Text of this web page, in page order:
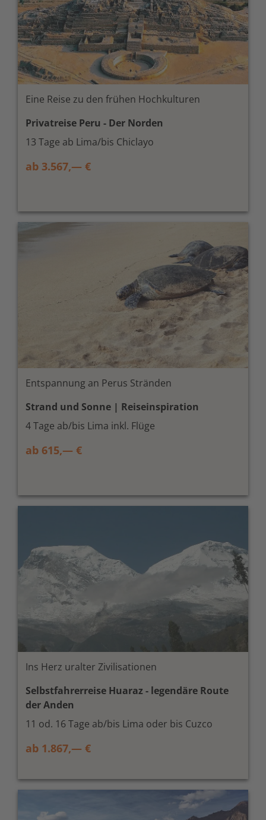
Eine Reise zu den frühen Hochkulturen
Privatreise Peru - Der Norden
13 Tage ab Lima/bis Chiclayo
ab 3.567,— €
Entspannung an Perus Stränden
Strand und Sonne | Reiseinspiration
4 Tage ab/bis Lima inkl. Flüge
ab 615,— €
Ins Herz uralter Zivilisationen
Selbstfahrerreise Huaraz - legendäre Route
der Anden
11 od. 16 Tage ab/bis Lima oder bis Cuzco
ab 1.867,— €